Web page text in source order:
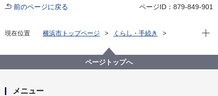
前のページに戻る ページID：879-849-901
現在位置 横浜市トップページ
くらし・手続き
代表的な公園
現在
ページトップへ
メニュー